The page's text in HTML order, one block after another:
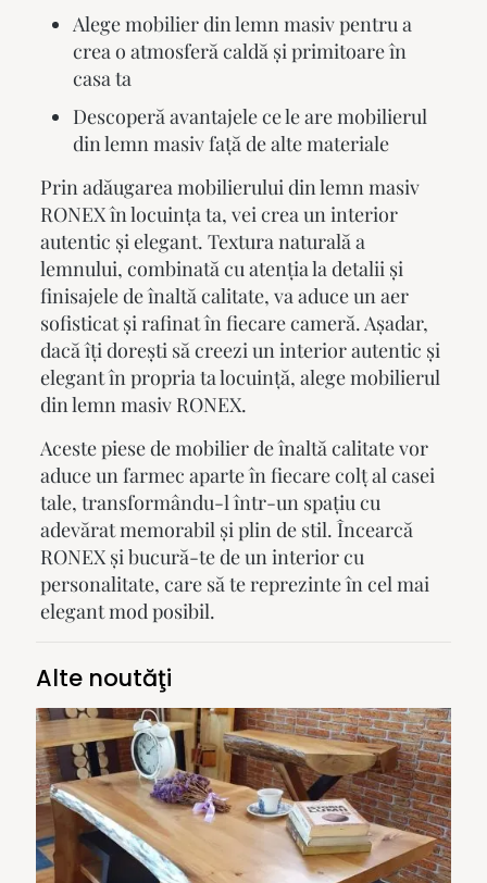
Alege mobilier din lemn masiv pentru a
crea o atmosferă caldă și primitoare în
casa ta
Descoperă avantajele ce le are mobilierul
din lemn masiv față de alte materiale
Prin adăugarea mobilierului din lemn masiv
RONEX în locuința ta, vei crea un interior
autentic și elegant. Textura naturală a
lemnului, combinată cu atenția la detalii și
finisajele de înaltă calitate, va aduce un aer
sofisticat și rafinat în fiecare cameră. Așadar,
dacă îți dorești să creezi un interior autentic și
elegant în propria ta locuință, alegemobilierul
din lemn masivRONEX.
Aceste piese de mobilier de înaltă calitate vor
aduce un farmec aparte în fiecare colț al casei
tale, transformându-l într-un spațiu cu
adevărat memorabil și plin de stil. Încearcă
RONEX și bucură-te de un interior cu
personalitate, care să te reprezinte în cel mai
elegant mod posibil.
Alte noutăţi